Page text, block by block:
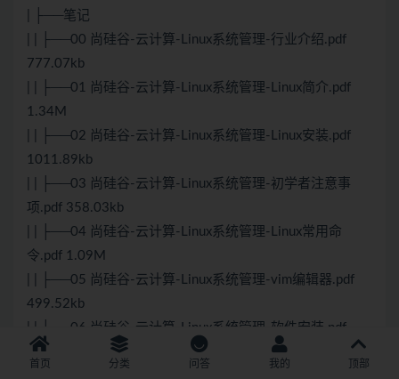
| ├──笔记
| | ├──00 尚硅谷-云计算-Linux系统管理-行业介绍.pdf
777.07kb
| | ├──01 尚硅谷-云计算-Linux系统管理-Linux简介.pdf
1.34M
| | ├──02 尚硅谷-云计算-Linux系统管理-Linux安装.pdf
1011.89kb
| | ├──03 尚硅谷-云计算-Linux系统管理-初学者注意事
项.pdf 358.03kb
| | ├──04 尚硅谷-云计算-Linux系统管理-Linux常用命
令.pdf 1.09M
| | ├──05 尚硅谷-云计算-Linux系统管理-vim编辑器.pdf
499.52kb
| | ├──06 尚硅谷-云计算-Linux系统管理-软件安装.pdf
721.89kb
首页 分类 问答 我的 顶部